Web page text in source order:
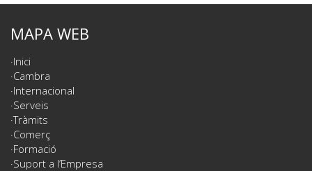
MAPA WEB
Inici
Cambra
Internacional
Serveis
Tràmits
Comerç
Formació
Suport a l’Empresa